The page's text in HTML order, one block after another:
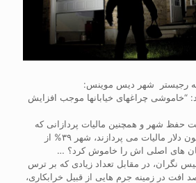
“خاموشی چراغهای خیابانها موجب افزایش
حفظ شهر و همچنین مالیات پردازانی که
سالانه نزدیک به ربع میلیون دلار مالیات می پردازند، شهر ۳۹% از
های اصلی اش را خاموش کرد؟ …
نگران، در مقابل تعداد زیادی که بر ترس
کردند: ۵/۳ درصد افت در زمینه جرم هایی از قبیل خرابکاری،